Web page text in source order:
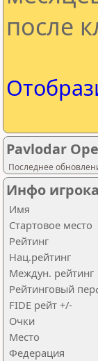
после
Pavlodar
Последнее
Инфо игрока
Имя
Стартовое место
Рейтинг
Нац.рейтинг
Междун. рейтинг
Рейтинговый
FIDE рейт +/-
Очки
Место
Федерация